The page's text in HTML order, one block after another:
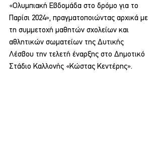
«Ολυμπιακή Εβδομάδα στο δρόμο για το
Παρίσι 2024», πραγματοποιώντας αρχικά με
τη συμμετοχή μαθητών σχολείων και
αθλητικών σωματείων της Δυτικής
Λέσβου την τελετή έναρξης στο Δημοτικό
Στάδιο Καλλονής «Κώστας Κεντέρης».